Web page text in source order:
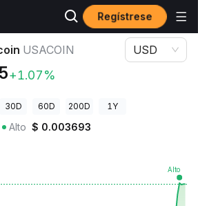
Regístrese
Precio de USAcoin USACOIN
USACOIN
+1.07%
USD
30D 60D 200D 1Y
Alto $ 0.003693